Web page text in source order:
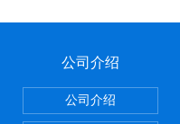
公司介绍
公司介绍